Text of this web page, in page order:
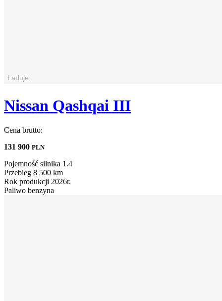
Nissan Qashqai III
Cena brutto:
131 900 PLN
Pojemność silnika 1.4
Przebieg 8 500 km
Rok produkcji 2026r.
Paliwo benzyna